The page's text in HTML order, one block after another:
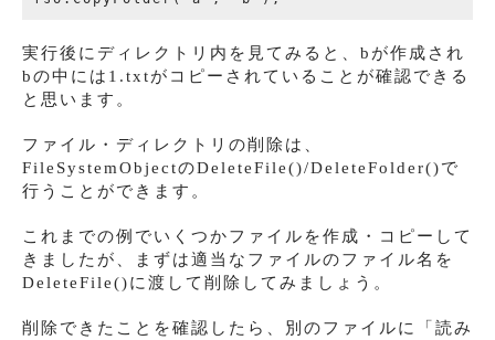
実行後にディレクトリ内を見てみると、bが作成され
bの中には1.txtがコピーされていることが確認できる
と思います。
ファイル・ディレクトリの削除は、
FileSystemObjectのDeleteFile()/DeleteFolder()で
行うことができます。
これまでの例でいくつかファイルを作成・コピーして
きましたが、まずは適当なファイルのファイル名を
DeleteFile()に渡して削除してみましょう。
削除できたことを確認したら、別のファイルに「読み